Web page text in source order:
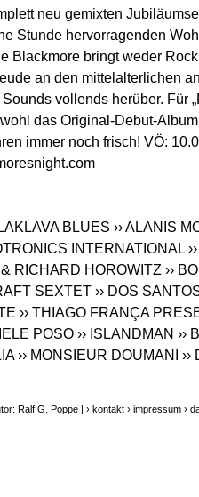
neu gemixten
Stunde hervorragenden
Blackmore bringt weder
an den mittelalterlichen
vollends herüber. Für
das Original-Debut-
immer noch frisch! VÖ:
BLUES ›› ALANIS
INTERNATIONAL
RICHARD HOROWITZ ››
SEXTET ›› DOS
›› THIAGO FRANÇA
POSO ›› ISLANDMAN ››
›› MONSIEUR DOUMANI ››
Ralf G. Poppe | › kontakt › impressum ›